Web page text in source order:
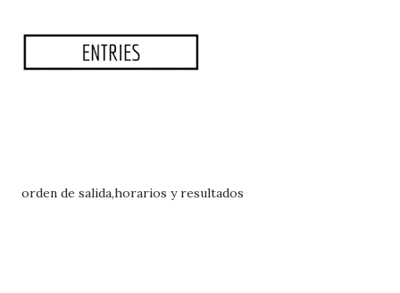
orden de salida,horarios y resultados